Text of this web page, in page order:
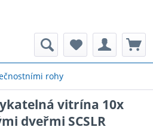
rohy
vitrína 10x
dveřmi SCSLR